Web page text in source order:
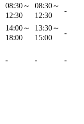
08:30～
12:30
08:30～
12:30
-
14:00～
18:00
13:30～
15:00
-
- - -